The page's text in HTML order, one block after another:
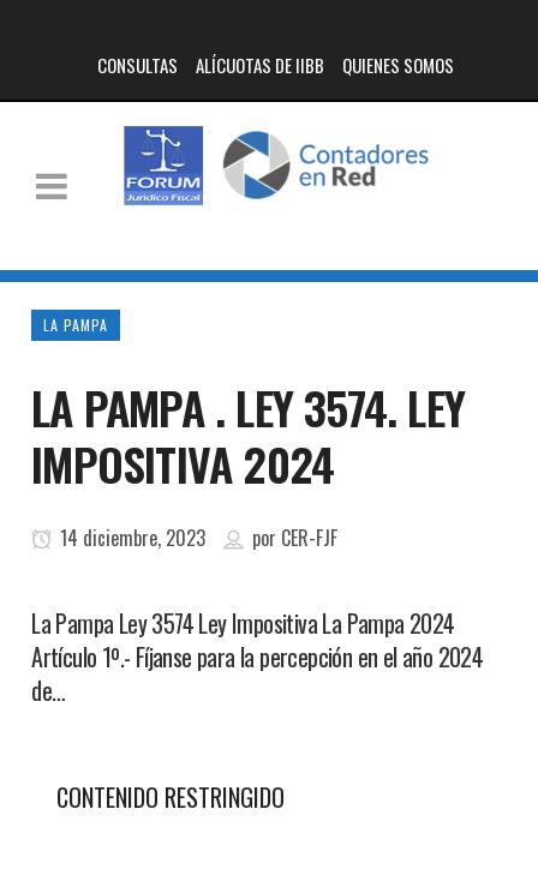
CONSULTAS ALÍCUOTAS DE IIBB QUIENES SOMOS
LA PAMPA
LA PAMPA . LEY 3574. LEY
IMPOSITIVA 2024
14 diciembre, 2023 por CER-FJF
La Pampa Ley 3574 Ley Impositiva La Pampa 2024
Artículo 1º.- Fíjanse para la percepción en el año 2024
de…
CONTENIDO RESTRINGIDO